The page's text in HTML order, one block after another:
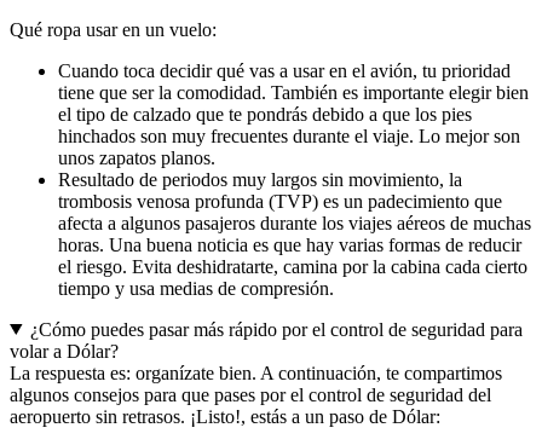
Qué ropa usar en un vuelo:
Cuando toca decidir qué vas a usar en el avión, tu prioridad
tiene que ser la comodidad. También es importante elegir bien
el tipo de calzado que te pondrás debido a que los pies
hinchados son muy frecuentes durante el viaje. Lo mejor son
unos zapatos planos.
Resultado de periodos muy largos sin movimiento, la
trombosis venosa profunda (TVP) es un padecimiento que
afecta a algunos pasajeros durante los viajes aéreos de muchas
horas. Una buena noticia es que hay varias formas de reducir
el riesgo. Evita deshidratarte, camina por la cabina cada cierto
tiempo y usa medias de compresión.
¿Cómo puedes pasar más rápido por el control de seguridad para
volar a Dólar?
La respuesta es: organízate bien. A continuación, te compartimos
algunos consejos para que pases por el control de seguridad del
aeropuerto sin retrasos. ¡Listo!, estás a un paso de Dólar: